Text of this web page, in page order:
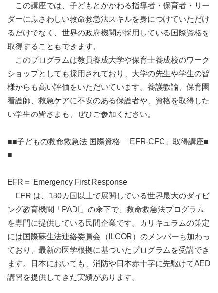
この講座では、子どもとかかわる指導者・保育者・リー
ダーにふさわしい救命救急法スキルを身につけていただけ
るだけでなく、世界の政府機関が採用している国際資格を
取得することもできます。
このプログラムは教員養成大学や保育士養成校のワーク
ショップとしても採用されており、大学の先生や学生の皆
様からも高い評価をいただいています。養護教諭、保育園
看護師、救急ケアに不安のある保護者や、資格を取得した
い学生の皆さまも、ぜひご参加ください。
■■子どもの救命救急法 国際資格 「EFR-CFC」取得講座■
■
EFR＝ Emergency First Response
EFR は、180カ国以上で展開している世界最大のダイビ
ング教育機関「PADI」の傘下で、救命救急法プログラム
を専門に提供している民間企業です。カリキュラムの策定
には国際蘇生法連絡委員会（ILCOR）のメンバーも加わっ
ており、最新の医学根拠に基づいたプログラムを受講でき
ます。日本においても、消防や日本赤十字に先駆けてAED
講習を提供してきた実績があります。